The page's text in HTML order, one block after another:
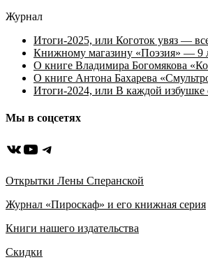
Журнал
Итоги-2025, или Коготок увяз —
Книжному магазину «Поэзия» — 9
О книге Владимира Богомякова
О книге Антона Бахарева
Итоги-2024, или В каждой избушке
Мы в соцсетях
ВКонтакте
YouTube
Telegram
Открытки Лены Сперанской
Журнал «Пироскаф» и его книжная серия
Книги нашего издательства
Скидки